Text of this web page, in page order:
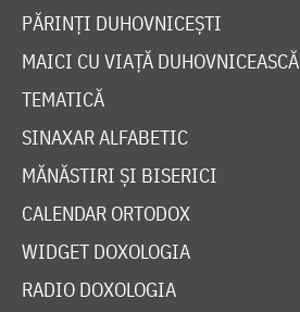
PĂRINȚI DUHOVNICEȘTI
MAICI CU VIAȚĂ DUHOVNICEASCĂ
TEMATICĂ
SINAXAR ALFABETIC
MĂNĂSTIRI ȘI BISERICI
CALENDAR ORTODOX
WIDGET DOXOLOGIA
RADIO DOXOLOGIA